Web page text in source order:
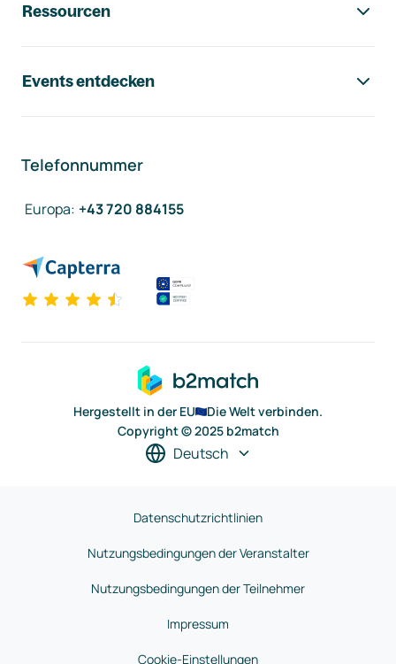
Ressourcen
Events entdecken
Telefonnummer
Europa: +43 720 884155
Hergestellt in der EU
Die Welt verbinden.
Copyright © 2025 b2match
Deutsch
Datenschutzrichtlinien
Nutzungsbedingungen der Veranstalter
Nutzungsbedingungen der Teilnehmer
Impressum
Cookie-Einstellungen